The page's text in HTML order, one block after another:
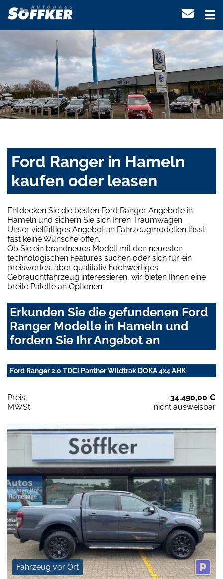
Ford Ranger in Hameln
kaufen oder leasen
Entdecken Sie die besten Ford Ranger Angebote in
Hameln und sichern Sie sich Ihren Traumwagen.
Unser vielfältiges Angebot an Fahrzeugmodellen lässt
fast keine Wünsche offen.
Ob Sie ein brandneues Modell mit den neuesten
technologischen Features suchen oder sich für ein
preiswertes, aber qualitativ hochwertiges
Gebrauchtfahrzeug interessieren, wir bieten Ihnen eine
breite Palette an Optionen.
Erkunden Sie die gefundenen Ford
Ranger Modelle in Hameln und
fordern Sie Ihr Angebot an
Ford Ranger 2.0 TDCi Panther Wildtrak DOKA 4x4 AHK
Preis:
34.490,00 €
MWSt:
nicht ausweisbar
Fahrzeug vor Ort